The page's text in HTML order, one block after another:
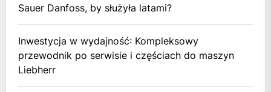
Sauer Danfoss, by służyła latami?
Inwestycja w wydajność: Kompleksowy
przewodnik po serwisie i częściach do maszyn
Liebherr